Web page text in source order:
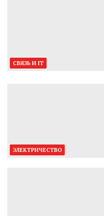
СВЯЗЬ И IT
ЭЛЕКТРИЧЕСТВО